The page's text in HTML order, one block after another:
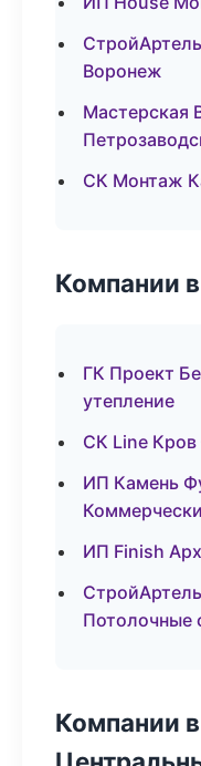
Воронеж
Мастерская
СК Монтаж
Компании
ГК Проект
утепление
СК Line
ИП Камень
ИП Finish
Потолочные
Компании